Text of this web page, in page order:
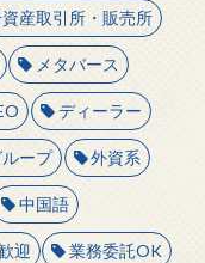
産取引所・販売所
メタバース
ディーラー
ループ 外資系
中国語
迎 業務委託OK